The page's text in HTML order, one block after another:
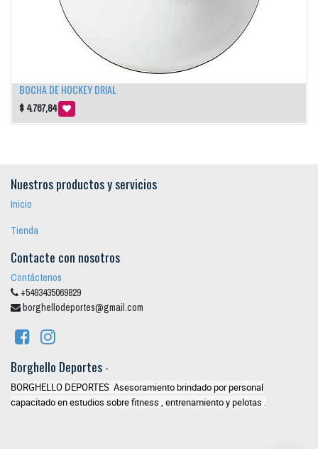
BOCHA DE HOCKEY DRIAL
$ 4.767,84
Nuestros productos y servicios
Inicio
Tienda
Contacte con nosotros
Contáctenos
+5493435069829
borghellodeportes@gmail.com
Borghello Deportes -
BORGHELLO DEPORTES Asesoramiento brindado por personal
capacitado en estudios sobre fitness , entrenamiento y pelotas .